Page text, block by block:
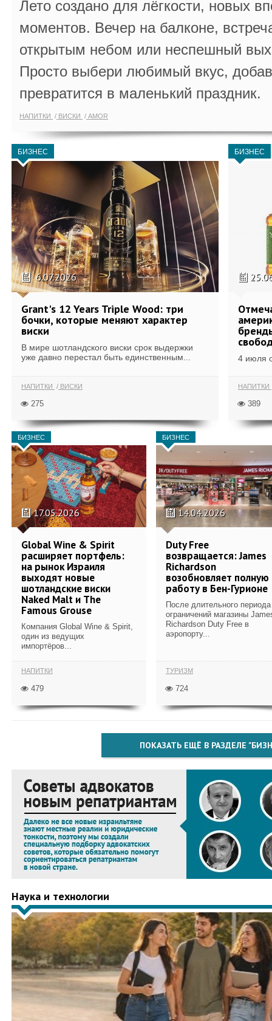
Лето создано для лёгкости, новых
моментов. Вечер на балконе,
открытым небом или неспешный
Просто выбери любимый вкус,
превратится в маленький праздник.
НАПИТКИ ВИСКИ AMOR
БИЗНЕС
6.07.2026
Grant's 12 Years Triple Wood: три
бочки, которые меняют характер
виски
В мире шотландского виски срок выдержки
уже давно перестал быть единственным...
НАПИТКИ ВИСКИ
275
БИЗНЕС
4 июля
НАПИТКИ
389
БИЗНЕС
17.05.2026
Global Wine & Spirit
расширяет портфель:
на рынок Израиля
выходят новые
шотландские виски
Naked Malt и The
Famous Grouse
Компания Global Wine & Spirit,
один из ведущих
импортёров...
НАПИТКИ
479
БИЗНЕС
14.04.2026
Duty Free
возвращается: James
Richardson
возобновляет полную
работу в Бен-Гурионе
После длительного периода
ограничений магазины
Richardson Duty Free в
аэропорту...
ТУРИЗМ
724
ПОКАЗАТЬ ЕЩЁ В РАЗДЕЛЕ
Наука и технологии